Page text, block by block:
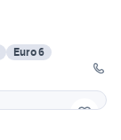
Euro 6